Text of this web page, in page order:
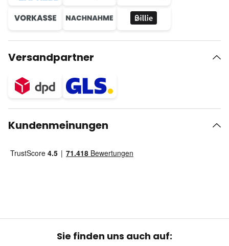
Versandpartner
Kundenmeinungen
Sie finden uns auch auf: